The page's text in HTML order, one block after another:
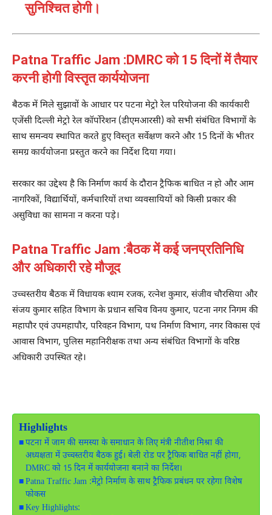
सुनिश्चित होगी।
Patna Traffic Jam :DMRC को 15 दिनों में तैयार
करनी होगी विस्तृत कार्ययोजना
बैठक में मिले सुझावों के आधार पर पटना मेट्रो रेल परियोजना की कार्यकारी
एजेंसी दिल्ली मेट्रो रेल कॉर्पोरेशन (डीएमआरसी) को सभी संबंधित विभागों के
साथ समन्वय स्थापित करते हुए विस्तृत सर्वेक्षण करने और 15 दिनों के भीतर
समग्र कार्ययोजना प्रस्तुत करने का निर्देश दिया गया।
सरकार का उद्देश्य है कि निर्माण कार्य के दौरान ट्रैफिक बाधित न हो और आम
नागरिकों, विद्यार्थियों, कर्मचारियों तथा व्यवसायियों को किसी प्रकार की
असुविधा का सामना न करना पड़े।
Patna Traffic Jam :बैठक में कई जनप्रतिनिधि
और अधिकारी रहे मौजूद
उच्चस्तरीय बैठक में विधायक श्याम रजक, रत्नेश कुमार, संजीव चौरसिया और
संजय कुमार सहित विभाग के प्रधान सचिव विनय कुमार, पटना नगर निगम की
महापौर एवं उपमहापौर, परिवहन विभाग, पथ निर्माण विभाग, नगर विकास एवं
आवास विभाग, पुलिस महानिरीक्षक तथा अन्य संबंधित विभागों के वरिष्ठ
अधिकारी उपस्थित रहे।
Highlights
पटना में जाम की समस्या के समाधान के लिए मंत्री नीतीश मिश्रा की
अध्यक्षता में उच्चस्तरीय बैठक हुई। बेली रोड पर ट्रैफिक बाधित नहीं होगा,
DMRC को 15 दिन में कार्ययोजना बनाने का निर्देश।
Patna Traffic Jam :मेट्रो निर्माण के साथ ट्रैफिक प्रबंधन पर रहेगा विशेष
फोकस
Key Highlights: